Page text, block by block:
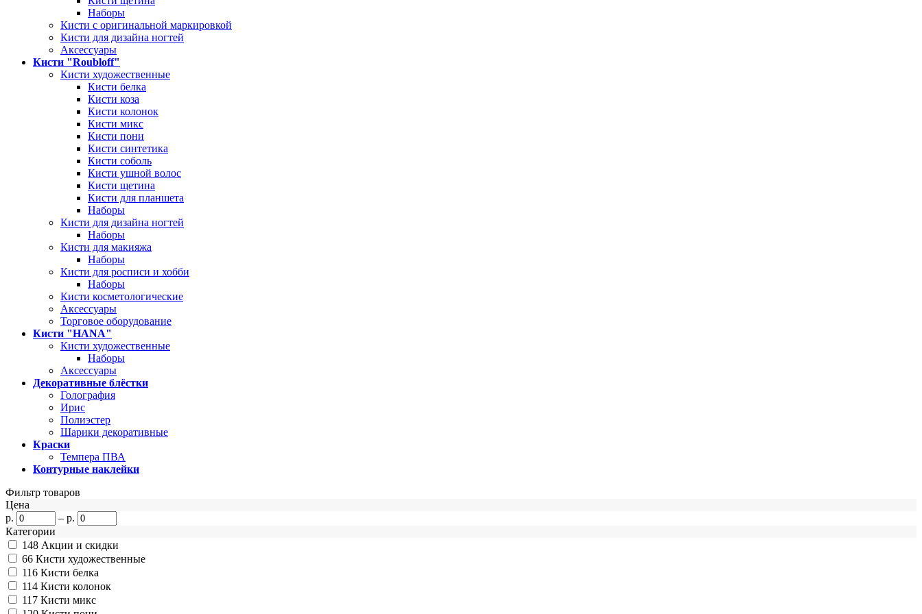
Наборы
Кисти с оригинальной маркировкой
Кисти для дизайна ногтей
Аксессуары
Кисти "Roubloff"
Кисти художественные
Кисти белка
Кисти коза
Кисти колонок
Кисти микс
Кисти пони
Кисти синтетика
Кисти соболь
Кисти ушной волос
Кисти щетина
Кисти для планшета
Наборы
Кисти для дизайна ногтей
Наборы
Кисти для макияжа
Наборы
Кисти для росписи и хобби
Наборы
Кисти косметологические
Аксессуары
Торговое оборудование
Кисти "HANA"
Кисти художественные
Наборы
Аксессуары
Декоративные блёстки
Голография
Ирис
Полиэстер
Шарики декоративные
Краски
Темпера ПВА
Контурные наклейки
Фильтр товаров
Цена
р.
– р.
Категории
148 Акции и скидки
66 Кисти художественные
116 Кисти белка
114 Кисти колонок
117 Кисти микс